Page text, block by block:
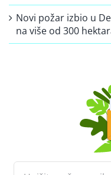
Novi požar izbio u
na više od 300